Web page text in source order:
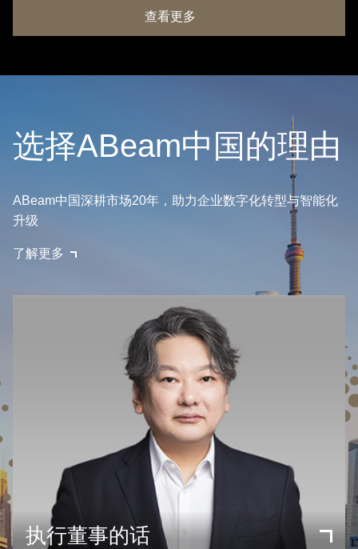
查看更多
选择ABeam中国的理由
ABeam中国深耕市场20年，助力企业数字化转型与智能化
升级
了解更多
执行董事的话